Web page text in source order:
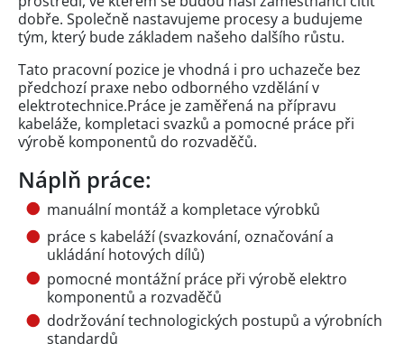
dobře. Společně nastavujeme procesy a budujeme
tým, který bude základem našeho dalšího růstu.
Tato pracovní pozice je vhodná i pro uchazeče bez
předchozí praxe nebo odborného vzdělání v
elektrotechnice.Práce je zaměřená na přípravu
kabeláže, kompletaci svazků a pomocné práce při
výrobě komponentů do rozvaděčů.
Náplň práce:
manuální montáž a kompletace výrobků
práce s kabeláží (svazkování, označování a
ukládání hotových dílů)
pomocné montážní práce při výrobě elektro
komponentů a rozvaděčů
dodržování technologických postupů a výrobních
standardů